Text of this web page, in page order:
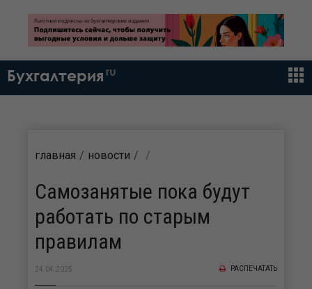
Бухгалтерия ru
главная новости
Самозанятые пока будут
работать по старым
правилам
24.04.2025 РАСПЕЧАТАТЬ